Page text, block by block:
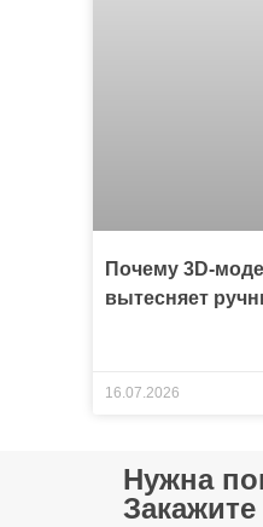
Почему 3D-
вытесняет
16.07.2026
Нужна